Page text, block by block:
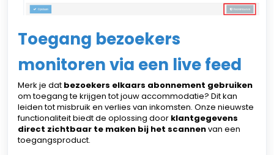
Toegang bezoekers
monitoren via een live feed
Merk je dat bezoekers elkaars abonnement gebruiken
om toegang te krijgen tot jouw accommodatie? Dit kan
leiden tot misbruik en verlies van inkomsten. Onze nieuwste
functionaliteit biedt de oplossing door klantgegevens
direct zichtbaar te maken bij het scannenvan een
toegangsproduct.